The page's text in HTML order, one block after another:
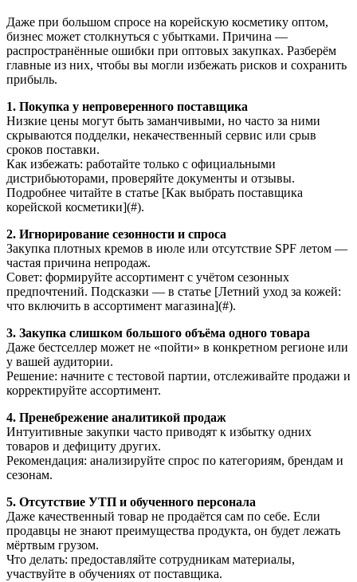
Даже при большом спросе на корейскую косметику оптом,
бизнес может столкнуться с убытками. Причина —
распространённые ошибки при оптовых закупках. Разберём
главные из них, чтобы вы могли избежать рисков и сохранить
прибыль.
1. Покупка у непроверенного поставщика
Низкие цены могут быть заманчивыми, но часто за ними
скрываются подделки, некачественный сервис или срыв
сроков поставки.
Как избежать: работайте только с официальными
дистрибьюторами, проверяйте документы и отзывы.
Подробнее читайте в статье [Как выбрать поставщика
корейской косметики](#).
2. Игнорирование сезонности и спроса
Закупка плотных кремов в июле или отсутствие SPF летом —
частая причина непродаж.
Совет: формируйте ассортимент с учётом сезонных
предпочтений. Подсказки — в статье [Летний уход за кожей:
что включить в ассортимент магазина](#).
3. Закупка слишком большого объёма одного товара
Даже бестселлер может не «пойти» в конкретном регионе или
у вашей аудитории.
Решение: начните с тестовой партии, отслеживайте продажи и
корректируйте ассортимент.
4. Пренебрежение аналитикой продаж
Интуитивные закупки часто приводят к избытку одних
товаров и дефициту других.
Рекомендация: анализируйте спрос по категориям, брендам и
сезонам.
5. Отсутствие УТП и обученного персонала
Даже качественный товар не продаётся сам по себе. Если
продавцы не знают преимущества продукта, он будет лежать
мёртвым грузом.
Что делать: предоставляйте сотрудникам материалы,
участвуйте в обучениях от поставщика.